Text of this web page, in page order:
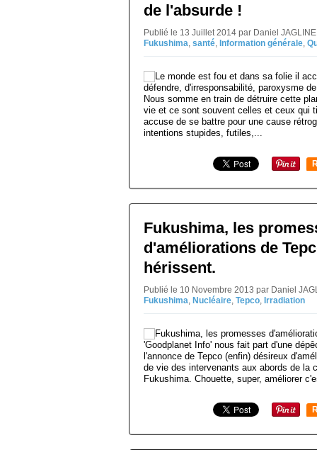
de l'absurde !
Publié le 13 Juillet 2014 par Daniel
Fukushima, santé, Information générale,
Nous somme en train de détruire cette
vie et ce sont souvent celles et ceux qui
accuse de se battre pour une cause
intentions stupides, futiles,...
Fukushima, les
d'améliorations de
hérissent.
Publié le 10 Novembre 2013 par Daniel
Fukushima, Nucléaire, Tepco, Irradiation
'Goodplanet Info' nous fait part d'une
l'annonce de Tepco (enfin) désireux
de vie des intervenants aux abords de la
Fukushima. Chouette, super, améliorer